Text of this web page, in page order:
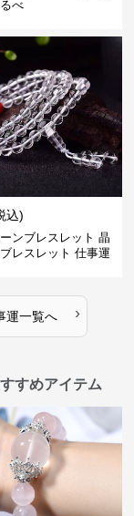
べ
込)
ンブレスレット 晶
レスレット 仕事運
運一覧へ ›
すめアイテム